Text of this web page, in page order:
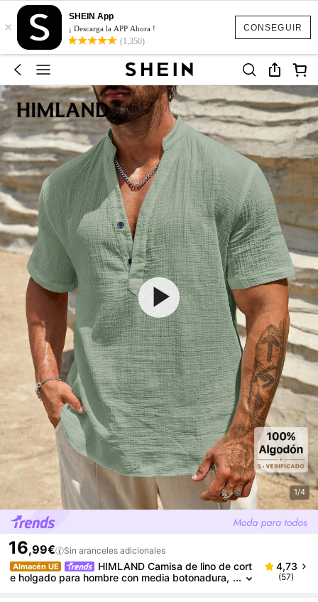
CONSEGUIR
×
SHEIN App
¡ Descarga la APP Ahora !
(1,350)
1/4
16,99€ Sin aranceles adicionales
Almacén UE
HIMLAND Camisa de lino de cort
e holgado para hombre con media botonadura,
4,73
(57)